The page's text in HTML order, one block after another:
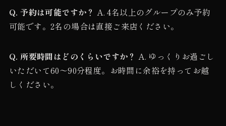
Q. 予約は可能ですか？ A. 4名以上のグループのみ予約
可能です。2名の場合は直接ご来店ください。
Q. 所要時間はどのくらいですか？ A. ゆっくりお過ごし
いただいて60〜90分程度。お時間に余裕を持ってお越
しください。